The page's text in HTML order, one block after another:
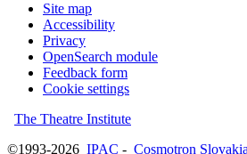
Site map
Accessibility
Privacy
OpenSearch module
Feedback form
Cookie settings
The Theatre Institute
©1993-2026 IPAC - Cosmotron